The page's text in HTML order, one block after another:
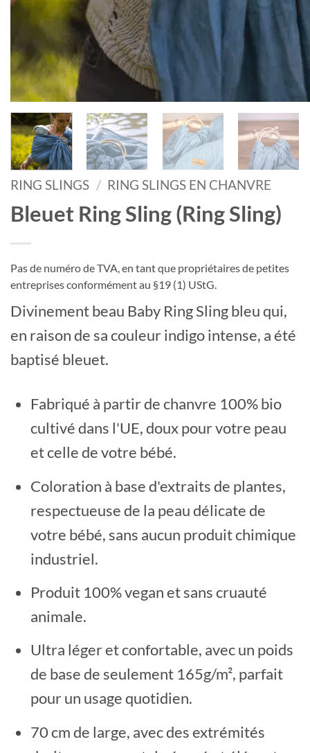
RING SLINGS / RING SLINGS EN CHANVRE
Bleuet Ring Sling (Ring Sling)
Pas de numéro de TVA, en tant que propriétaires de petites
entreprises conformément au §19 (1) UStG.
Divinement beau Baby Ring Sling bleu qui,
en raison de sa couleur indigo intense, a été
baptisé bleuet.
Fabriqué à partir de chanvre 100% bio
cultivé dans l'UE, doux pour votre peau
et celle de votre bébé.
Coloration à base d'extraits de plantes,
respectueuse de la peau délicate de
votre bébé, sans aucun produit chimique
industriel.
Produit 100% vegan et sans cruauté
animale.
Ultra léger et confortable, avec un poids
de base de seulement 165g/m², parfait
pour un usage quotidien.
70 cm de large, avec des extrémités